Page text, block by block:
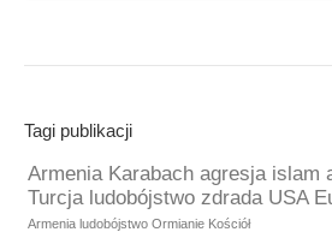
Tagi publikacji
Armenia Karabach agresja islam
Turcja ludobójstwo zdrada USA
Armenia ludobójstwo Ormianie Kościół